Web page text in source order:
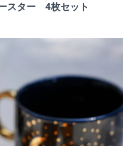
ースター 4枚セット